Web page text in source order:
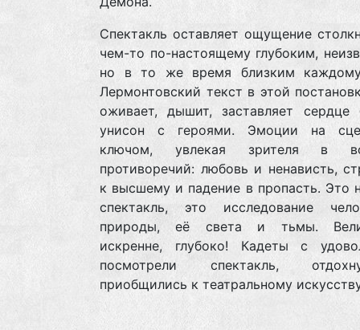
Спектакль оставляет ощущение
чем-то по-настоящему глубоким,
но в то же время близким
Лермонтовский текст в этой
оживает, дышит, заставляет сердце
унисон с героями. Эмоции на
ключом, увлекая зрителя в
противоречий: любовь и ненависть,
к высшему и падение в пропасть. Это
спектакль, это исследование
природы, её света и тьмы.
искренне, глубоко! Кадеты с
посмотрели спектакль,
приобщились к театральному